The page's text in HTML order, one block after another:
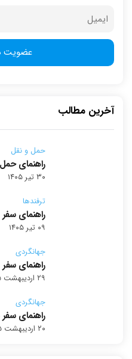
آخرین مطالب
حمل و نقل
راهنمای حمل
۳۰ تیر ۱۴۰۵
ترفندها
راهنمای سفر
۰۹ تیر ۱۴۰۵
جهانگردی
راهنمای سفر
۲۹ اردیبهشت ۱۴۰۵
جهانگردی
راهنمای
۲۰ اردیبهشت ۱۴۰۵